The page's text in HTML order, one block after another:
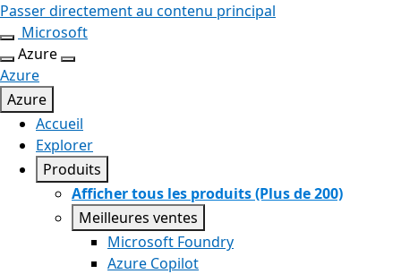
Passer directement au contenu principal
Microsoft
Azure
Azure
Azure
Accueil
Explorer
Produits
Afficher tous les produits (Plus de 200)
Meilleures ventes
Microsoft Foundry
Azure Copilot